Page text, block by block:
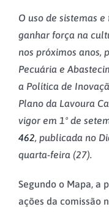
O uso de sistemas
ganhar força na
nos próximos anos,
Pecuária e
a Política de
Plano da Lavoura
vigor em 1º de
462, publicada no
quarta-feira (27).
Segundo o Mapa, a
ações da comissão